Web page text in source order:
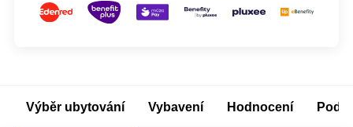
Výběr ubytování Vybavení Hodnocení